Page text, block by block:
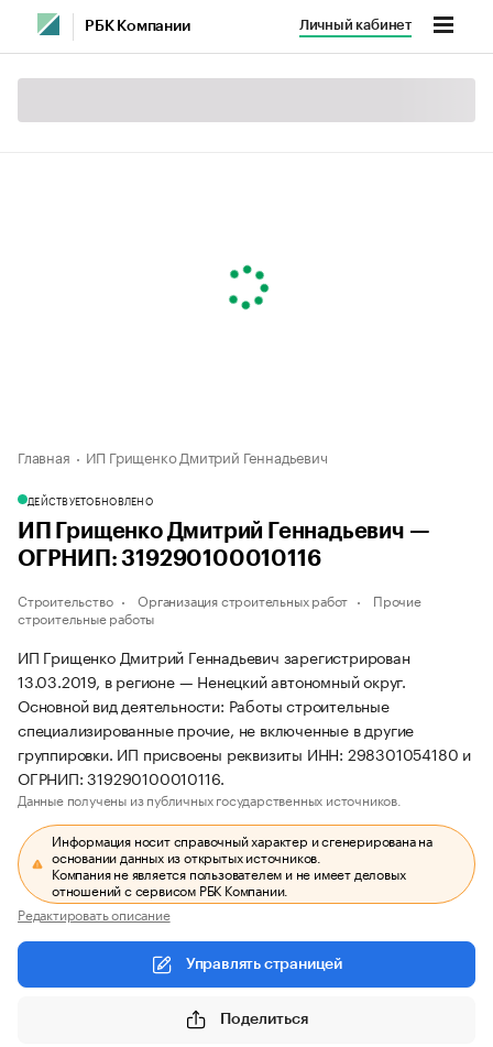
РБК Компании Личный кабинет
Главная ИП Грищенко Дмитрий Геннадьевич
ДЕЙСТВУЕТОБНОВЛЕНО
ИП Грищенко Дмитрий Геннадьевич —
ОГРНИП: 319290100010116
Строительство Организация строительных работ
Прочие
строительные работы
ИП Грищенко Дмитрий Геннадьевич зарегистрирован
13.03.2019, в регионе — Ненецкий автономный округ.
Основной вид деятельности: Работы строительные
специализированные прочие, не включенные в другие
группировки. ИП присвоены реквизиты ИНН: 298301054180 и
ОГРНИП: 319290100010116.
Данные получены из публичных государственных источников.
Информация носит справочный характер и сгенерирована на
основании данных из открытых источников.
Компания не является пользователем и не имеет деловых
отношений с сервисом РБК Компании.
Редактировать описание
Управлять страницей
Поделиться